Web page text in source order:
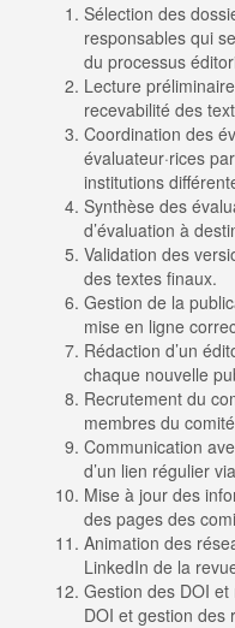
Sélection des
responsables qui
du processus
Lecture
recevabilité des
Coordination des
évaluateur·rices
institutions
Synthèse des
d’évaluation à
Validation des
des textes finaux.
Gestion de la
mise en ligne
Rédaction d’un
chaque nouvelle
Recrutement du
membres du
Communication
d’un lien régulier
Mise à jour des
des pages des
Animation des
LinkedIn de la
Gestion des DOI
DOI et gestion des